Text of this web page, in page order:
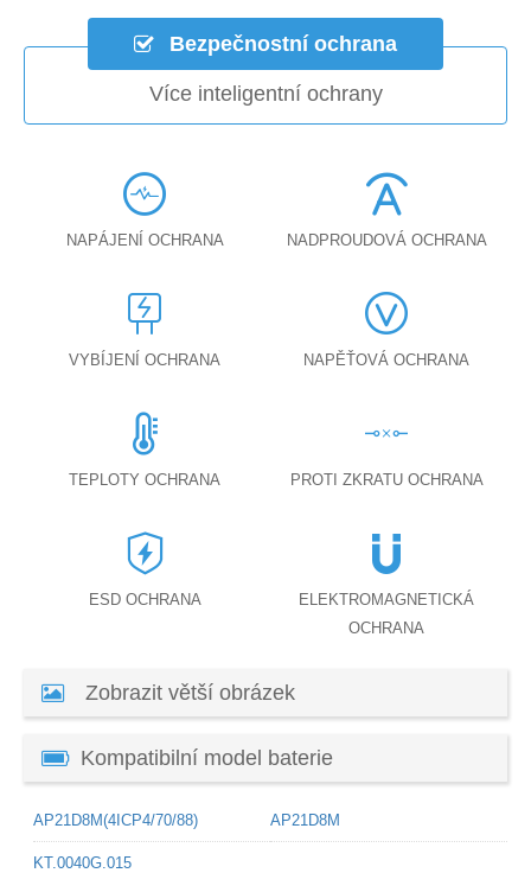
Bezpečnostní ochrana
Více inteligentní ochrany
NAPÁJENÍ OCHRANA NADPROUDOVÁ OCHRANA
VYBÍJENÍ OCHRANA NAPĚŤOVÁ OCHRANA
TEPLOTY OCHRANA PROTI ZKRATU OCHRANA
ESD OCHRANA
ELEKTROMAGNETICKÁ
OCHRANA
Zobrazit větší obrázek
Kompatibilní model baterie
AP21D8M(4ICP4/70/88) AP21D8M
KT.0040G.015